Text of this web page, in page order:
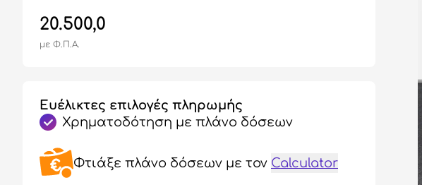
20.500,0
με Φ.Π.Α.
Ευέλικτες επιλογές πληρωμής
Χρηματοδότηση με πλάνο δόσεων
Φτιάξε πλάνο δόσεων με τον Calculator